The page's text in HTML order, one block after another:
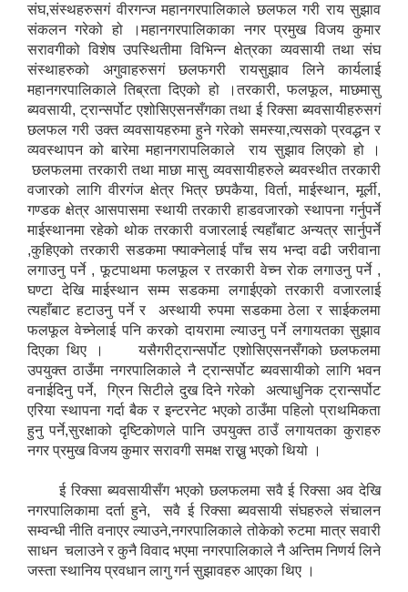
संघ,संस्थहरुसगं वीरगन्ज महानगरपालिकाले छलफल गरी राय सुझाव
संकलन गरेको हो ।महानगरपालिकाका नगर प्रमुख विजय कुमार
सरावगीको विशेष उपस्थितीमा विभिन्न क्षेत्रका व्यवसायी तथा संघ
संस्थाहरुको अगुवाहरुसगं छलफगरी रायसुझाव लिने कार्यलाई
महानगरपालिकाले तिब्रता दिएको हो ।तरकारी, फलफूल, माछमासु
ब्यवसायी, ट्रान्सर्पोट एशोसिएसनसँगका तथा ई रिक्सा ब्यवसायीहरुसगं
छलफल गरी उक्त व्यवसायहरुमा हुने गरेको समस्या,त्यसको प्रवद्धन र
व्यवस्थापन को बारेमा महानगरापलिकाले राय सुझाव लिएको हो ।
छलफलमा तरकारी तथा माछा मासु व्यवसायीहरुले ब्यवस्थीत तरकारी
वजारको लागि वीरगंज क्षेत्र भित्र छपकैया, विर्ता, माईस्थान, मूर्ली,
गण्डक क्षेत्र आसपासमा स्थायी तरकारी हाडवजारको स्थापना गर्नुपर्ने
माईस्थानमा रहेको थोक तरकारी वजारलाई त्यहाँबाट अन्यत्र सार्नुपर्ने
,कुहिएको तरकारी सडकमा फ्याक्नेलाई पाँच सय भन्दा वढी जरीवाना
लगाउनु पर्ने , फूटपाथमा फलफूल र तरकारी वेच्न रोक लगाउनु पर्ने ,
घण्टा देखि माईस्थान सम्म सडकमा लगाईएको तरकारी वजारलाई
त्यहाँबाट हटाउनु पर्ने र अस्थायी रुपमा सडकमा ठेला र साईकलमा
फलफूल वेच्नेलाई पनि करको दायरामा ल्याउनु पर्ने लगायतका सुझाव
दिएका थिए । यसैगरीट्रान्सर्पोट एशोसिएसनसँगको छलफलमा
उपयुक्त ठाउँमा नगरपालिकाले नै ट्रान्सर्पोट ब्यवसायीको लागि भवन
वनाईदिनु पर्ने, ग्रिन सिटीले दुख दिने गरेको अत्याधुनिक ट्रान्सर्पोट
एरिया स्थापना गर्दा बैक र इन्टरनेट भएको ठाउँमा पहिलो प्राथमिकता
हुनु पर्ने,सुरक्षाको दृष्टिकोणले पानि उपयुक्त ठाउँ लगायतका कुराहरु
नगर प्रमुख विजय कुमार सरावगी समक्ष राख्नु भएको थियो ।
ई रिक्सा ब्यवसायीसँग भएको छलफलमा सवै ई रिक्सा अव देखि
नगरपालिकामा दर्ता हुने, सवै ई रिक्सा ब्यवसायी संघहरुले संचालन
सम्वन्धी नीति वनाएर ल्याउने,नगरपालिकाले तोकेको रुटमा मात्र सवारी
साधन चलाउने र कुनै विवाद भएमा नगरपालिकाले नै अन्तिम निणर्य लिने
जस्ता स्थानिय प्रवधान लागु गर्न सुझावहरु आएका थिए ।